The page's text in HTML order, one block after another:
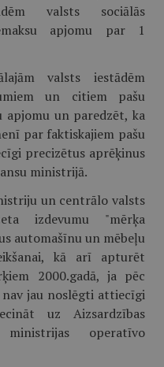
valsts sociālās
apjomu par 1
valsts iestādēm
un citiem pašu
un paredzēt, ka
par faktiskajiem pašu
precizētus aprēķinus
ministrijā.
un centrālo valsts
izdevumu "mērķa
automašīnu un mēbeļu
kā arī apturēt
2000.gadā, ja pēc
jau noslēgti attiecīgi
uz Aizsardzības
operatīvo